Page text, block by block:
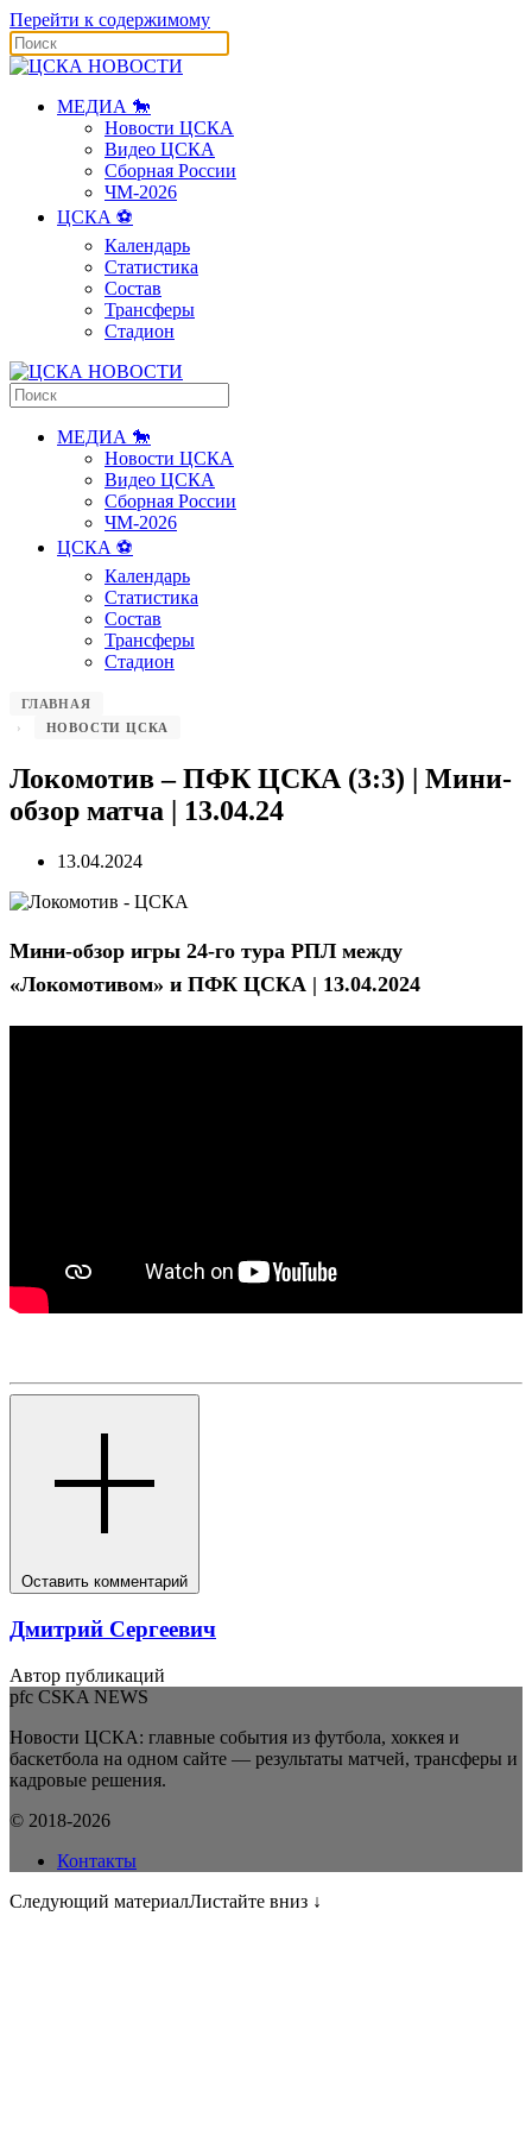
Перейти к содержимому
МЕДИА 🐎
Новости ЦСКА
Видео ЦСКА
Сборная России
ЧМ-2026
ЦСКА ⚽️
Календарь
Статистика
Состав
Трансферы
Стадион
МЕДИА 🐎
Новости ЦСКА
Видео ЦСКА
Сборная России
ЧМ-2026
ЦСКА ⚽️
Календарь
Статистика
Состав
Трансферы
Стадион
ГЛАВНАЯ
НОВОСТИ ЦСКА
Локомотив – ПФК ЦСКА (3:3) | Мини-
обзор матча | 13.04.24
13.04.2024
Мини-обзор игры 24-го тура РПЛ между
«Локомотивом» и ПФК ЦСКА | 13.04.2024
Оставить комментарий
Дмитрий Сергеевич
Автор публикаций
pfc CSKA NEWS
Новости ЦСКА: главные события из футбола, хоккея и
баскетбола на одном сайте — результаты матчей, трансферы и
кадровые решения.
© 2018-2026
Контакты
Следующий материалЛистайте вниз ↓